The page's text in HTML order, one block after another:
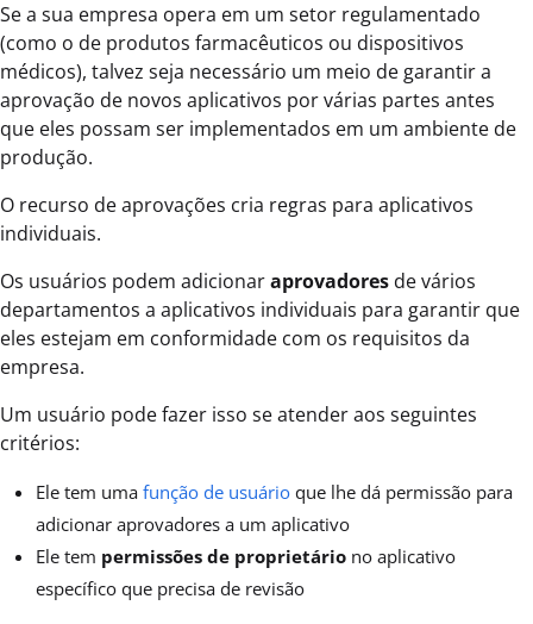
Se a sua empresa opera em um setor regulamentado
(como o de produtos farmacêuticos ou dispositivos
médicos), talvez seja necessário um meio de garantir a
aprovação de novos aplicativos por várias partes antes
que eles possam ser implementados em um ambiente de
produção.
O recurso de aprovações cria regras para aplicativos
individuais.
Os usuários podem adicionaraprovadores de vários
departamentos a aplicativos individuais para garantir que
eles estejam em conformidade com os requisitos da
empresa.
Um usuário pode fazer isso se atender aos seguintes
critérios:
Ele tem uma função de usuário que lhe dá permissão para
adicionar aprovadores a um aplicativo
Ele tem permissões de proprietário no aplicativo
específico que precisa de revisão